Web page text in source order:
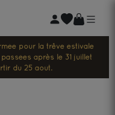
pour la trêve estivale
après le 31 juillet
du 25 août.